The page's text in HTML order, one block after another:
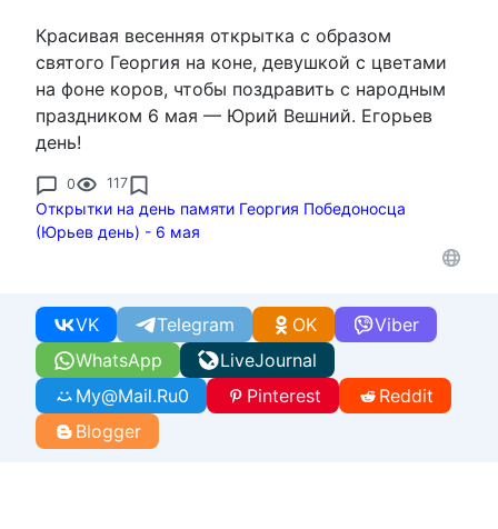
Красивая весенняя открытка с образом
святого Георгия на коне, девушкой с цветами
на фоне коров, чтобы поздравить с народным
праздником 6 мая — Юрий Вешний. Егорьев
день!
0 117
Открытки на день памяти Георгия Победоносца
(Юрьев день) - 6 мая
WhatsApp
VK Telegram Viber
OK
LiveJournal
My@Mail.Ru0 Pinterest
Reddit
Blogger